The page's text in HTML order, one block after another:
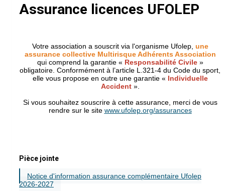
Assurance licences UFOLEP
Votre association a souscrit via l'organisme Ufolep, une
assurance collective Multirisque Adhérents Association
qui comprend la garantie « Responsabilité Civile»
obligatoire. Conformément à l’article L.321-4 du Code du sport,
elle vous propose en outre une garantie « Individuelle
Accident».
Si vous souhaitez souscrire à cette assurance, merci de vous
rendre sur le site www.ufolep.org/assurances
Pièce jointe
Notice d'information assurance complémentaire Ufolep
2026-2027